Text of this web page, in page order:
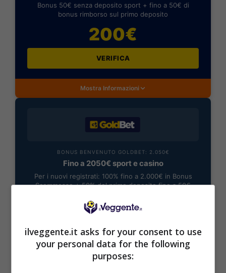
Bonus 50€ senza deposito sport + fino a 50€ di
bonus rimborso sul primo deposito
200€
VERIFICA
Mostra Informazioni
BONUS BENVENUTO GOLDBET: 2.050€
Fino a 2050€ sport e casino
Per i nuovi registrati: 100% fino a 2.000€ in Bonus
Scommesse + 50% del primo deposito fino a 50€
2050€
VERIFICA
Mostra Informazioni
ilveggente.it asks for your consent to use
your personal data for the following
purposes: